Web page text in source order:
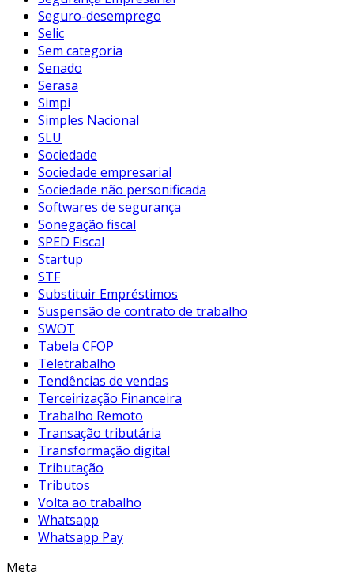
Seguro-desemprego
Selic
Sem categoria
Senado
Serasa
Simpi
Simples Nacional
SLU
Sociedade
Sociedade empresarial
Sociedade não personificada
Softwares de segurança
Sonegação fiscal
SPED Fiscal
Startup
STF
Substituir Empréstimos
Suspensão de contrato de trabalho
SWOT
Tabela CFOP
Teletrabalho
Tendências de vendas
Terceirização Financeira
Trabalho Remoto
Transação tributária
Transformação digital
Tributação
Tributos
Volta ao trabalho
Whatsapp
Whatsapp Pay
Meta